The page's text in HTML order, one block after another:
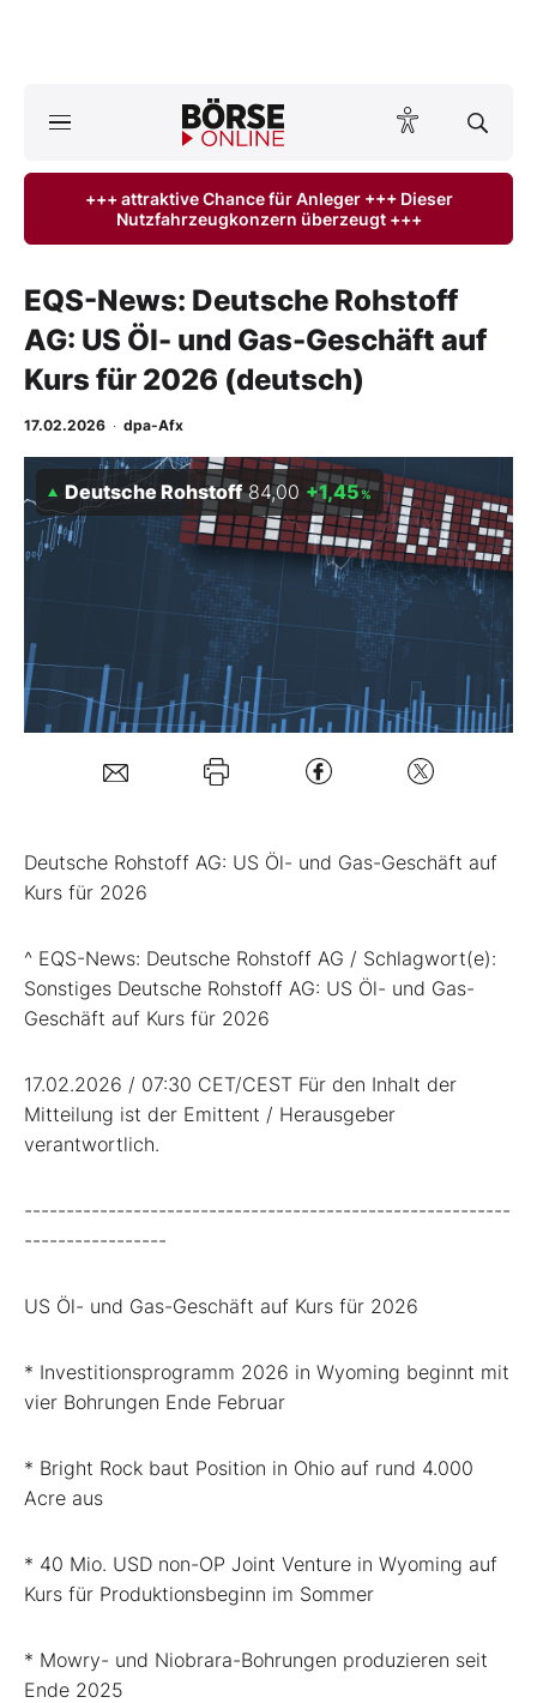
ktuelle Ausgabe BÖRSE ONLINE lesen
Finanz-Check
BO-Musterdepots
Experten
Mein Konto
+++ attraktive Chance für Anleger +++ Dieser
Nutzfahrzeugkonzern überzeugt +++
EQS-News: Deutsche Rohstoff
AG: US Öl- und Gas-Geschäft auf
Kurs für 2026 (deutsch)
17.02.2026 · dpa-Afx
Deutsche Rohstoff 84,00 +1,45%
Deutsche Rohstoff AG: US Öl- und Gas-Geschäft auf
Kurs für 2026
^ EQS-News: Deutsche Rohstoff AG / Schlagwort(e):
Sonstiges Deutsche Rohstoff AG: US Öl- und Gas-
Geschäft auf Kurs für 2026
17.02.2026 / 07:30 CET/CEST Für den Inhalt der
Mitteilung ist der Emittent / Herausgeber
verantwortlich.
----------------------------------------------------------
-----------------
US Öl- und Gas-Geschäft auf Kurs für 2026
* Investitionsprogramm 2026 in Wyoming beginnt mit
vier Bohrungen Ende Februar
* Bright Rock baut Position in Ohio auf rund 4.000
Acre aus
* 40 Mio. USD non-OP Joint Venture in Wyoming auf
Kurs für Produktionsbeginn im Sommer
* Mowry- und Niobrara-Bohrungen produzieren seit
Ende 2025